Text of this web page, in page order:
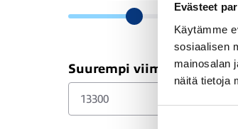
Evästeet
Käytämme
sosiaalisen
mainosalan
näitä tietoja
Suurempi viimeinen erä